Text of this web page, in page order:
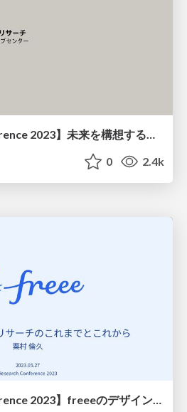
【RESEARCH Conference 2023】未来を構想するためのデザインリサーチ
0 2.4k
【RESEARCH Conference 2023】freeeのデザインリサーチのこれまでとこれから